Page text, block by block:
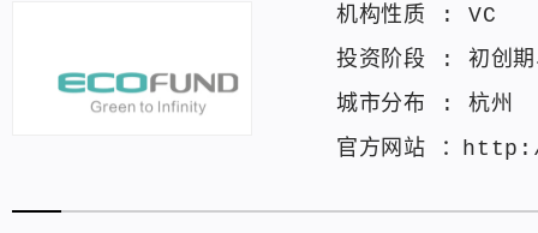
机构性质 : VC
投资阶段 : 初创期
城市分布 : 杭州
官方网站 ：